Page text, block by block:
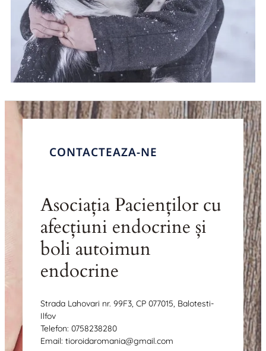
CONTACTEAZA-NE
Asociația Pacienților cu
afecțiuni endocrine și
boli autoimun
endocrine
Strada Lahovari nr. 99F3, CP 077015, Balotesti-
Ilfov
Telefon: 0758238280
Email: tioroidaromania@gmail.com